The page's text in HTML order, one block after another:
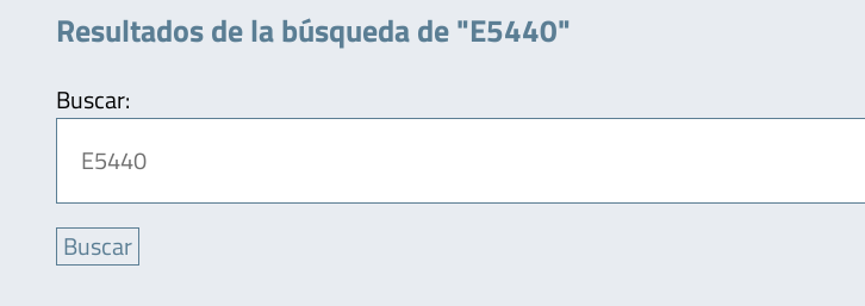
Resultados de la búsqueda de "E5440"
Buscar: